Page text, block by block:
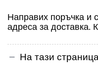
Направих поръчка и
адреса за доставка.
На тази